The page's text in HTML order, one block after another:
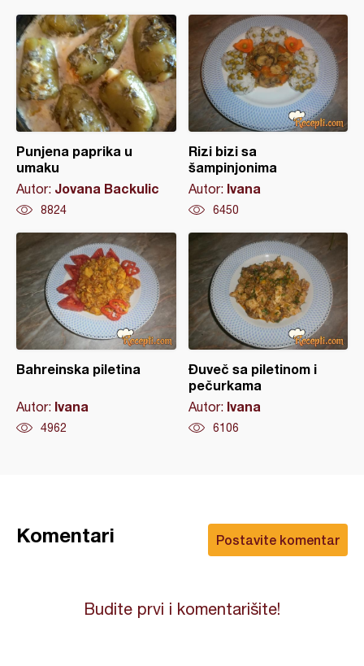
Punjena paprika u
umaku
Autor: Jovana Backulic
8824
Rizi bizi sa
šampinjonima
Autor: Ivana
6450
Bahreinska piletina
Autor: Ivana
4962
Đuveč sa piletinom i
pečurkama
Autor: Ivana
6106
Postavite komentar
Komentari
Budite prvi i komentarišite!